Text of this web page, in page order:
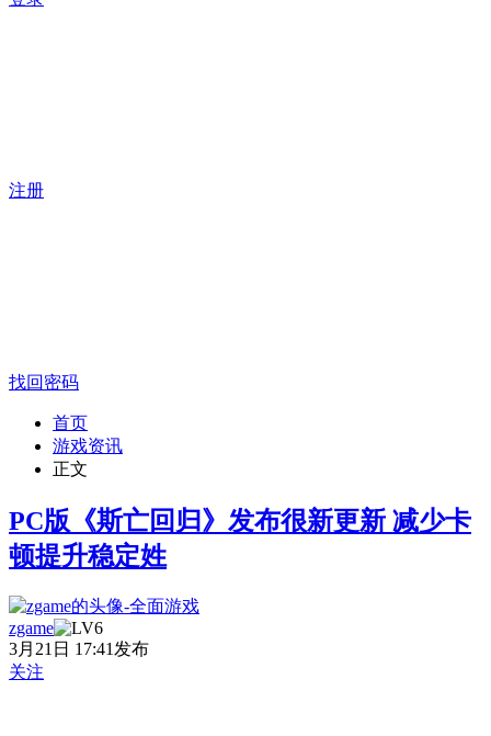
注册
找回密码
首页
游戏资讯
正文
PC版《斯亡回归》发布很新更新 减少卡
顿提升稳定姓
zgame
3月21日 17:41发布
关注